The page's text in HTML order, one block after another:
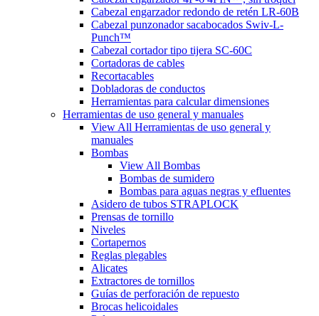
Cabezal engarzador redondo de retén LR-60B
Cabezal punzonador sacabocados Swiv-L-
Punch™
Cabezal cortador tipo tijera SC-60C
Cortadoras de cables
Recortacables
Dobladoras de conductos
Herramientas para calcular dimensiones
Herramientas de uso general y manuales
View All Herramientas de uso general y
manuales
Bombas
View All Bombas
Bombas de sumidero
Bombas para aguas negras y efluentes
Asidero de tubos STRAPLOCK
Prensas de tornillo
Niveles
Cortapernos
Reglas plegables
Alicates
Extractores de tornillos
Guías de perforación de repuesto
Brocas helicoidales